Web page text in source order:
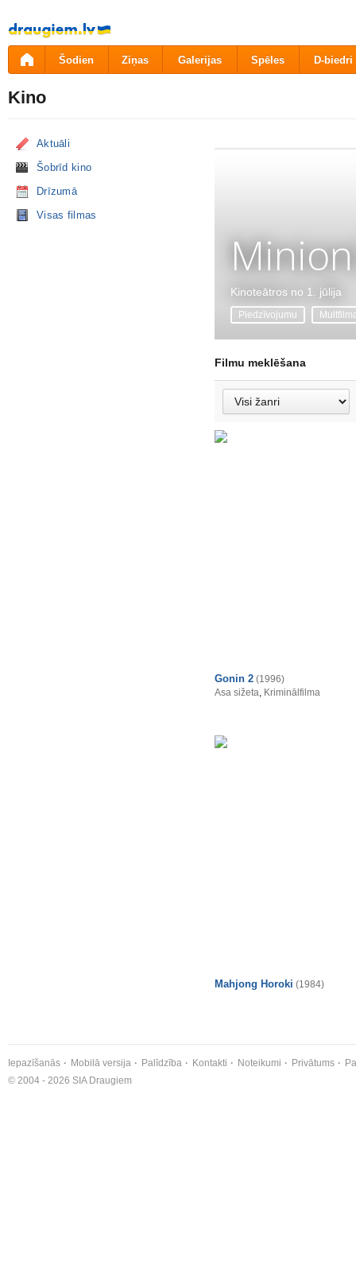
Pāriet
uz
saturu
Šodien Ziņas Galerijas Spēles D-biedri
Kino
Aktuāli
Šobrīd kino
Drīzumā
Visas filmas
Kinoteātros no 1. jūlija
Piedzīvojumu
Filmu meklēšana
Gonin 2 (1996)
Asa sižeta, Kriminālfilma
Mahjong Horoki (1984)
Iepazīšanās Mobilā versija Palīdzība Kontakti Noteikumi Privātums
© 2004 - 2026 SIA Draugiem